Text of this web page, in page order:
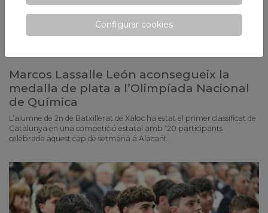
Marcos Lassalle León aconsegueix la
medalla de plata a l’Olimpíada Nacional
de Química
L’alumne de 2n de Batxillerat de Xaloc ha estat el primer classificat de
Catalunya en una competició estatal amb 120 participants
celebrada aquest cap de setmana a Alacant.
Configurar cookies